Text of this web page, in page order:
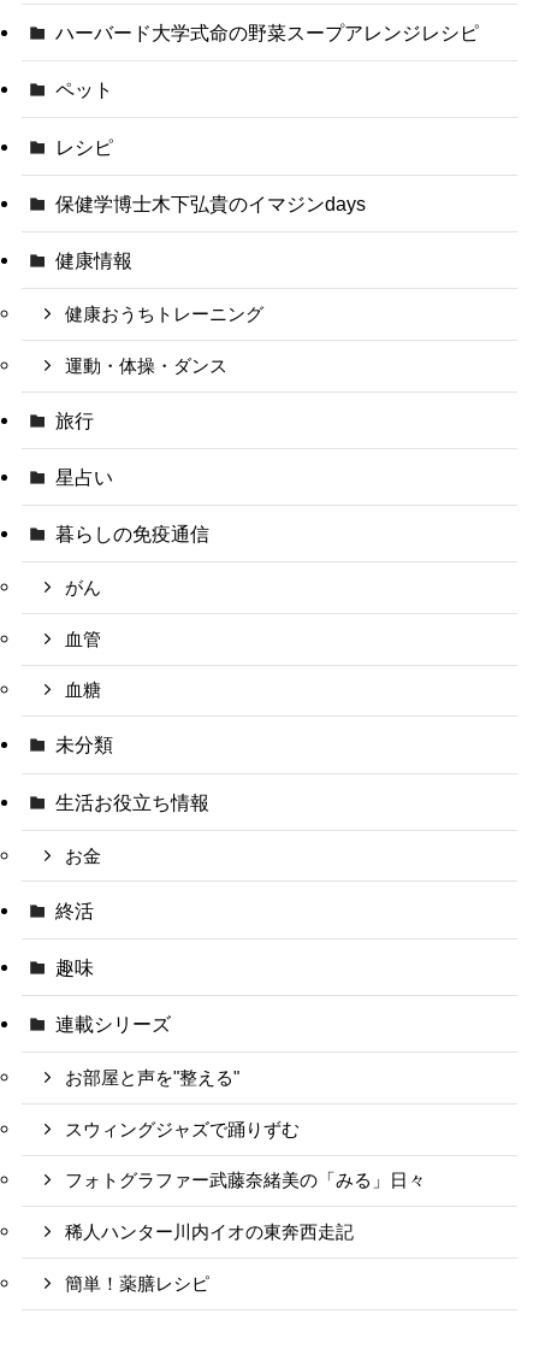
ハーバード大学式命の野菜スープアレンジレシピ
ペット
レシピ
保健学博士木下弘貴のイマジンdays
健康情報
健康おうちトレーニング
運動・体操・ダンス
旅行
星占い
暮らしの免疫通信
がん
血管
血糖
未分類
生活お役立ち情報
お金
終活
趣味
連載シリーズ
お部屋と声を"整える"
スウィングジャズで踊りずむ
フォトグラファー武藤奈緒美の「みる」日々
稀人ハンター川内イオの東奔西走記
簡単！薬膳レシピ